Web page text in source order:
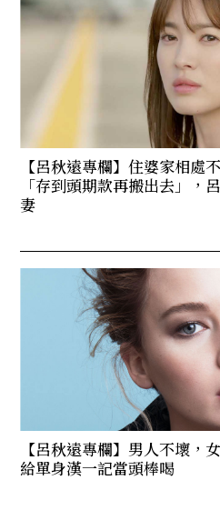
【呂秋遠專欄】住婆家相處
「存到頭期款再搬出去」，
妻
【呂秋遠專欄】男人不壞，
給單身漢一記當頭棒喝